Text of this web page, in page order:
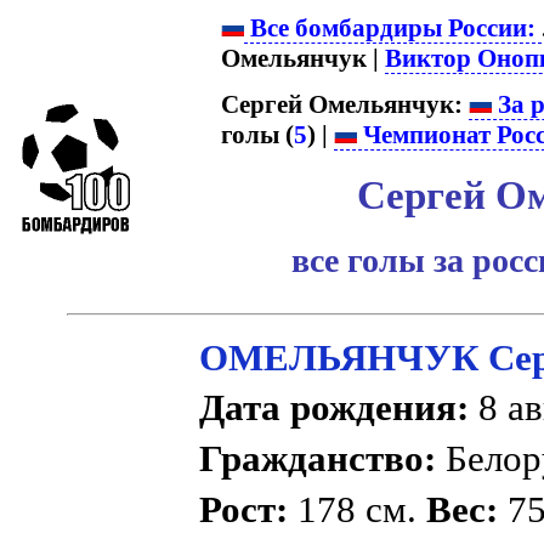
Все бомбардиры России:
Омельянчук | Виктор
Сергей Омельянчук:
За
голы (5) | Чемпионат
Сергей
все голы за
ОМЕЛЬЯНЧУК
Дата рождения: 8
Гражданство:
Рост: 178 см.Вес: